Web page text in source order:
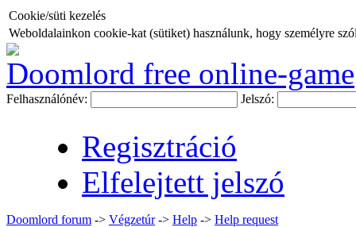
Cookie/süti kezelés
Weboldalainkon cookie-kat (sütiket) használunk, hogy személyre
Doomlord free online-game
Felhasználónév: Jelszó:
Regisztráció
Elfelejtett jelszó
Doomlord forum -> Végzetúr-> Help -> Help request